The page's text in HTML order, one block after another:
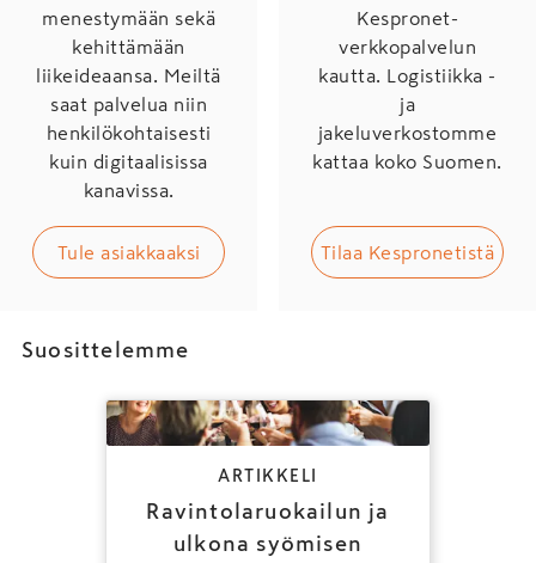
menestymään sekä
kehittämään
liikeideaansa. Meiltä
saat palvelua niin
henkilökohtaisesti
kuin digitaalisissa
kanavissa.
Tule asiakkaaksi
Kespronet-
verkkopalvelun
kautta. Logistiikka -
ja
jakeluverkostomme
kattaa koko Suomen.
Tilaa Kespronetistä
Suosittelemme
ARTIKKELI
Ravintolaruokailun ja
ulkona syömisen